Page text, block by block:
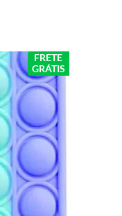
FRETE
GRÁTIS